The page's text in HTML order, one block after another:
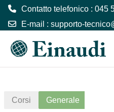
Contatto telefonico : 045
E-mail : supporto-
Corsi Generale